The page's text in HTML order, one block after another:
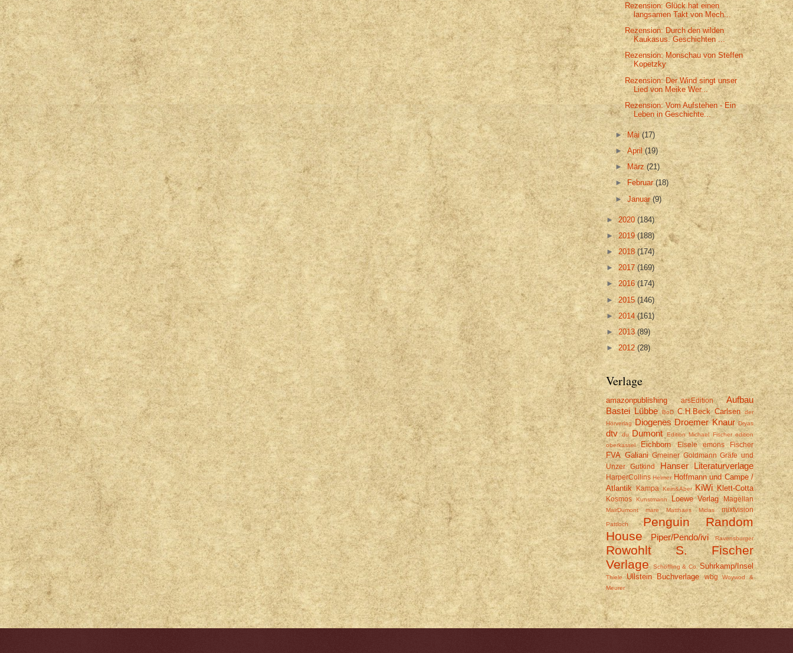
Rezension: Glück hat einen
langsamen Takt von Mech...
Rezension: Durch den wilden
Kaukasus. Geschichten ...
Rezension: Monschau von Steffen
Kopetzky
Rezension: Der Wind singt unser
Lied von Meike Wer...
Rezension: Vom Aufstehen - Ein
Leben in Geschichte...
► Mai(17)
►April(19)
►März(21)
►Februar(18)
►Januar(9)
►2020 (184)
►2019(188)
►2018(174)
► 2017(169)
► 2016(174)
►2015(146)
►2014(161)
►2013(89)
►2012(28)
Verlage
amazonpublishing arsEdition
Aufbau
Bastei Lübbe
BoD C.H.Beck Carlsen
der
Hörverlag Diogenes Droemer Knaur Dryas
dtv du Dumont Edition Michael Fischer edition
oberkassel
Eichborn Eisele emons Fischer
FVA Galiani Gmeiner Goldmann Gräfe und
Unzer
Gutkind Hanser Literaturverlage
HarperCollins Helmer Hoffmann und Campe /
Atlantik Kampa Kein&Aber KiWi Klett-Cotta
Kosmos Kunstmann Loewe Verlag Magellan
MairDumont mare Matthaes Midas mixtvision
Pattloch
Penguin Random
House
Piper/Pendo/ivi Ravensburger
Rowohlt
S. Fischer
Verlage
Schöffling & Co. Suhrkamp/Insel
Thiele Ullstein Buchverlage wbg
Woywod &
Meurer